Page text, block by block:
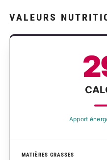
VALEURS
Apport
MATIÈRES GRASSES